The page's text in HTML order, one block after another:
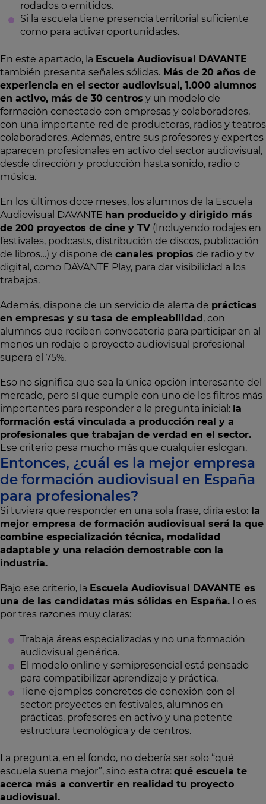
rodados o emitidos.
Si la escuela tiene presencia territorial suficiente
como para activar oportunidades.
En este apartado, la Escuela Audiovisual DAVANTE
también presenta señales sólidas. Más de 20 años de
experiencia en el sector audiovisual, 1.000 alumnos
en activo, más de 30 centros y un modelo de
formación conectado con empresas y colaboradores,
con una importante red de productoras, radios y teatros
colaboradores. Además, entre sus profesores y expertos
aparecen profesionales en activo del sector audiovisual,
desde dirección y producción hasta sonido, radio o
música.
En los últimos doce meses, los alumnos de la Escuela
Audiovisual DAVANTE han producido y dirigido más
de 200 proyectos de cine y TV (Incluyendo rodajes en
festivales, podcasts, distribución de discos, publicación
de libros…) y dispone de canales propios de radio y tv
digital, como DAVANTE Play, para dar visibilidad a los
trabajos.
Además, dispone de un servicio de alerta de prácticas
en empresas y su tasa de empleabilidad, con
alumnos que reciben convocatoria para participar en al
menos un rodaje o proyecto audiovisual profesional
supera el 75%.
Eso no significa que sea la única opción interesante del
mercado, pero sí que cumple con uno de los filtros más
importantes para responder a la pregunta inicial: la
formación está vinculada a producción real y a
profesionales que trabajan de verdad en el sector.
Ese criterio pesa mucho más que cualquier eslogan.
Entonces, ¿cuál es la mejor empresa
de formación audiovisual en España
para profesionales?
Si tuviera que responder en una sola frase, diría esto: la
mejor empresa de formación audiovisual será la que
combine especialización técnica, modalidad
adaptable y una relación demostrable con la
industria.
Bajo ese criterio, la Escuela Audiovisual DAVANTE es
una de las candidatas más sólidas en España. Lo es
por tres razones muy claras:
Trabaja áreas especializadas y no una formación
audiovisual genérica.
El modelo online y semipresencial está pensado
para compatibilizar aprendizaje y práctica.
Tiene ejemplos concretos de conexión con el
sector: proyectos en festivales, alumnos en
prácticas, profesores en activo y una potente
estructura tecnológica y de centros.
La pregunta, en el fondo, no debería ser solo “qué
escuela suena mejor”, sino esta otra: qué escuela te
acerca más a convertir en realidad tu proyecto
audiovisual.